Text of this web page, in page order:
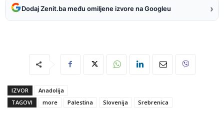
Dodaj Zenit.ba među omiljene izvore na Googleu ›
IZVOR
Anadolija
TAGOVI
more Palestina Slovenija Srebrenica